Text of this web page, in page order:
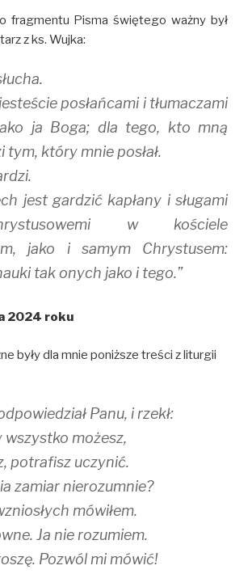
fragmentu Pisma świętego ważny był
z ks. Wujka:
posłańcami i tłumaczami
ja Boga; dla tego, kto mną
tym, który mnie posłał.
jest gardzić kapłany i sługami
w kościele
jako i samym Chrystusem:
tak onych jako i tego.”
2024 roku
były dla mnie poniższe treści z liturgii
Panu, i rzekł:
wszystko możesz,
potrafisz uczynić.
zamiar nierozumnie?
mówiłem.
Ja nie rozumiem.
Pozwól mi mówić!